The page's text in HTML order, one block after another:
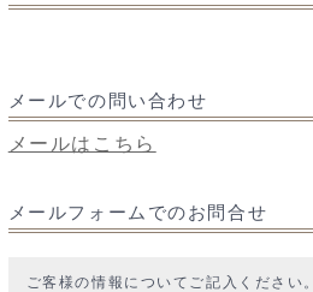
メールでの問い合わせ
メールはこちら
メールフォームでのお問合せ
ご客様の情報についてご記入ください。